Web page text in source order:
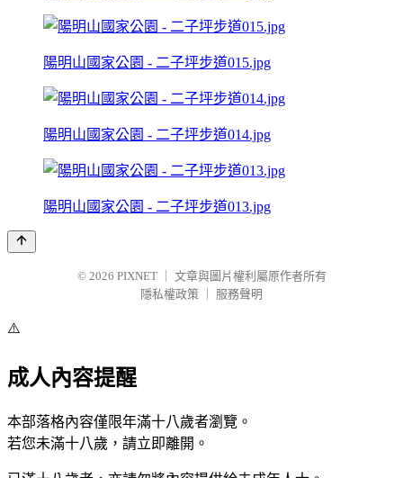
陽明山國家公園 - 二子坪步道015.jpg
陽明山國家公園 - 二子坪步道014.jpg
陽明山國家公園 - 二子坪步道013.jpg
© 2026 PIXNET
文章與圖片權利屬原作者所有
隱私權政策
服務聲明
⚠️
成人內容提醒
本部落格內容僅限年滿十八歲者瀏覽。
若您未滿十八歲，請立即離開。